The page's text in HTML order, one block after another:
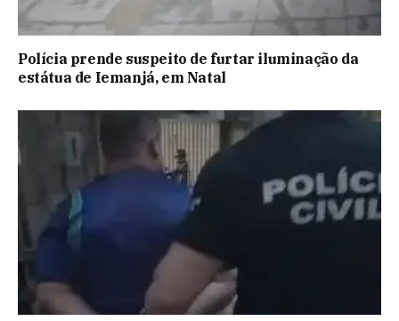
Polícia prende suspeito de furtar iluminação da
estátua de Iemanjá, em Natal